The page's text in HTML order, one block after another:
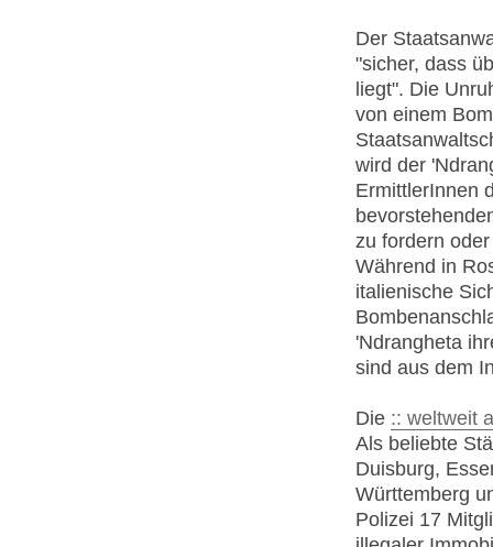
Der
"sicher, dass
liegt". Die
von einem
wird der
ErmittlerInnen
zu fordern
Während in
italienische
'Ndrangheta
sind aus dem
Die :: weltweit
Als beliebte
Duisburg,
Württemberg
Polizei 17